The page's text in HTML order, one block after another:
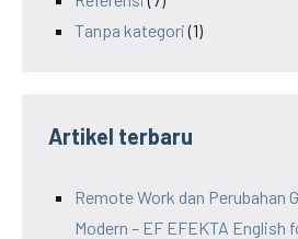
Tanpa kategori (1)
Artikel terbaru
Remote Work dan Perubahan
Modern – EF EFEKTA English